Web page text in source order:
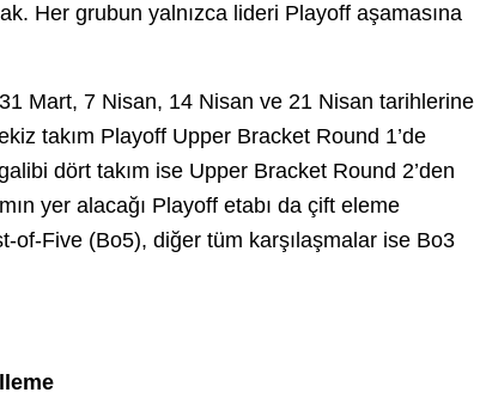
Her grubun yalnızca lideri Playoff aşamasına
Mart, 7 Nisan, 14 Nisan ve 21 Nisan tarihlerine
takım Playoff Upper Bracket Round 1’de
dört takım ise Upper Bracket Round 2’den
yer alacağı Playoff etabı da çift eleme
of-Five (Bo5), diğer tüm karşılaşmalar ise Bo3